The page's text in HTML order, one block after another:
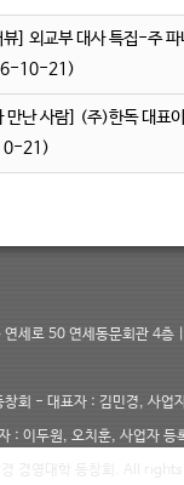
뷰] 외교부 대사 특집-주
10-21)
만난 사람] (주)한독 대표
21)
세로 50 연세동문회관 4층 |
창회 - 대표자 : 김민경, 사
: 이두원, 오치훈, 사업자